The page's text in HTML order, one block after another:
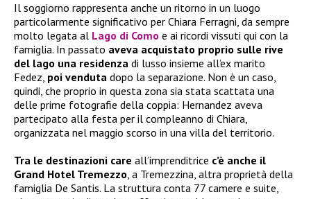
Il soggiorno rappresenta anche un ritorno in un luogo
particolarmente significativo per Chiara Ferragni, da sempre
molto legata al Lago di Como e ai ricordi vissuti qui con la
famiglia. In passato aveva acquistato proprio sulle rive
del lago una residenza di lusso insieme all’ex marito
Fedez, poi venduta dopo la separazione. Non è un caso,
quindi, che proprio in questa zona sia stata scattata una
delle prime fotografie della coppia: Hernandez aveva
partecipato alla festa per il compleanno di Chiara,
organizzata nel maggio scorso in una villa del territorio.
Tra le destinazioni care all’imprenditrice c’è anche il
Grand Hotel Tremezzo, a Tremezzina, altra proprietà della
famiglia De Santis. La struttura conta 77 camere e suite,